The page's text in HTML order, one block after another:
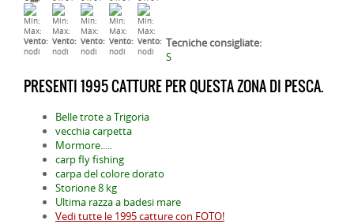
Min:
Max:
Vento:
nodi
Min:
Max:
Vento:
nodi
Min:
Max:
Vento:
nodi
Min:
Max:
Vento:
nodi
Min:
Max:
Vento:
nodi
Tecniche consigliate:
S
PRESENTI 1995 CATTURE PER QUESTA ZONA DI PESCA.
Belle trote a Trigoria
vecchia carpetta
Mormore.....
carp fly fishing
carpa del colore dorato
Storione 8 kg
Ultima razza a badesi mare
Vedi tutte le 1995 catture con FOTO!